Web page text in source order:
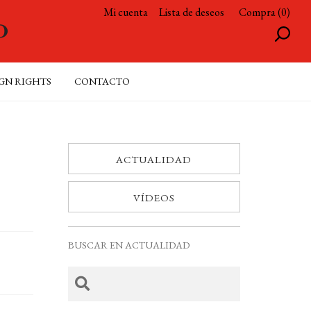
Mi cuenta Lista de deseos Compra (0)
RIGHTS CONTACTO
ACTUALIDAD
VÍDEOS
BUSCAR EN ACTUALIDAD